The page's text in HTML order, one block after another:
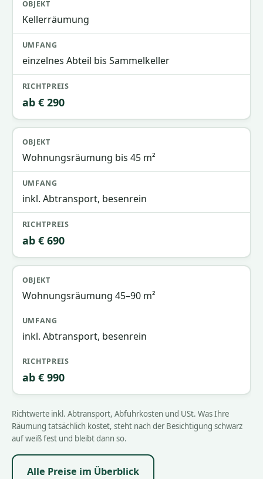
Kellerräumung
einzelnes Abteil bis Sammelkeller
ab € 290
Wohnungsräumung bis 45 m²
inkl. Abtransport, besenrein
ab € 690
Wohnungsräumung 45–90 m²
inkl. Abtransport, besenrein
ab € 990
Richtwerte inkl. Abtransport, Abfuhrkosten und USt. Was Ihre
Räumung tatsächlich kostet, steht nach der Besichtigung schwarz
auf weiß fest und bleibt dann so.
Alle Preise im Überblick